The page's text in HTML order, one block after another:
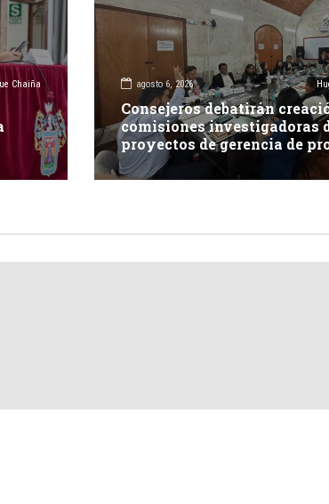
Chaiña agosto 6, 2026
Consejeros debatirán
comisiones investigadoras
proyectos de gerencia de
inversión y carretera en